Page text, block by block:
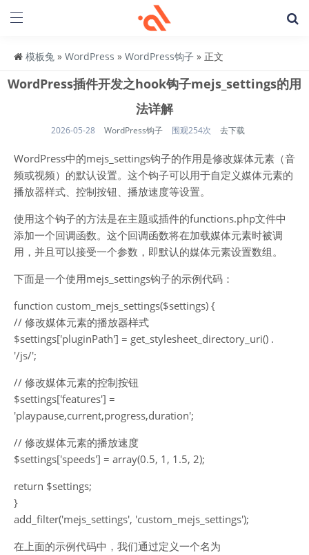
模板兔 » WordPress » WordPress钩子 » 正文
WordPress插件开发之hook钩子mejs_settings的用
法详解
2026-05-28 WordPress钩子 围观254次 去下载
WordPress中的mejs_settings钩子的作用是修改媒体元素（音
频或视频）的默认设置。这个钩子可以用于自定义媒体元素的
播放器样式、控制按钮、播放速度等设置。
使用这个钩子的方法是在主题或插件的functions.php文件中
添加一个回调函数。这个回调函数将在加载媒体元素时被调
用，并且可以接受一个参数，即默认的媒体元素设置数组。
下面是一个使用mejs_settings钩子的示例代码：
function custom_mejs_settings($settings) {
// 修改媒体元素的播放器样式
$settings['pluginPath'] = get_stylesheet_directory_uri() .
'/js/';
// 修改媒体元素的控制按钮
$settings['features'] =
'playpause,current,progress,duration';
// 修改媒体元素的播放速度
$settings['speeds'] = array(0.5, 1, 1.5, 2);
return $settings;
}
add_filter('mejs_settings', 'custom_mejs_settings');
在上面的示例代码中，我们通过定义一个名为